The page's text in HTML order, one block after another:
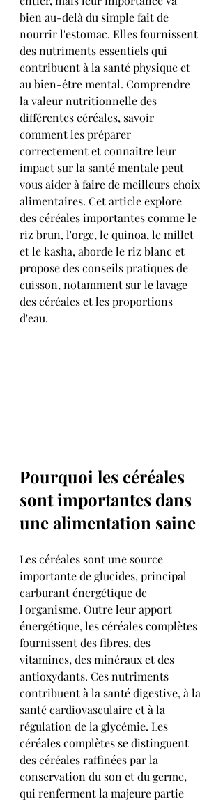
bien au-delà du simple fait de
nourrir l'estomac. Elles fournissent
des nutriments essentiels qui
contribuent à la santé physique et
au bien-être mental. Comprendre
la valeur nutritionnelle des
différentes céréales, savoir
comment les préparer
correctement et connaître leur
impact sur la santé mentale peut
vous aider à faire de meilleurs choix
alimentaires. Cet article explore
des céréales importantes comme le
riz brun, l'orge, le quinoa, le millet
et le kasha, aborde le riz blanc et
propose des conseils pratiques de
cuisson, notamment sur le lavage
des céréales et les proportions
d'eau.
Pourquoi les céréales
sont importantes dans
une alimentation saine
Les céréales sont une source
importante de glucides, principal
carburant énergétique de
l'organisme. Outre leur apport
énergétique, les céréales complètes
fournissent des fibres, des
vitamines, des minéraux et des
antioxydants. Ces nutriments
contribuent à la santé digestive, à la
santé cardiovasculaire et à la
régulation de la glycémie. Les
céréales complètes se distinguent
des céréales raffinées par la
conservation du son et du germe,
qui renferment la majeure partie